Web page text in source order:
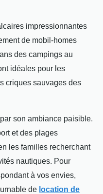
impressionnantes
de mobil-homes
des campings au
idéales pour les
criques sauvages des
son ambiance paisible.
et des plages
les familles recherchant
nautiques. Pour
à vos envies,
de location de